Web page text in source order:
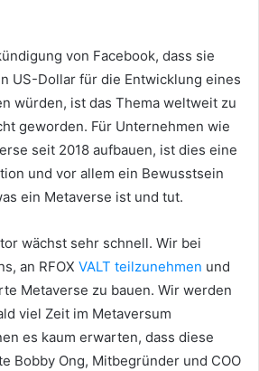
von Facebook, dass sie
US-Dollar für die Entwicklung eines
würden, ist das Thema weltweit zu
geworden. Für Unternehmen wie
seit 2018 aufbauen, ist dies eine
und vor allem ein Bewusstsein
ein Metaverse ist und tut.
wächst sehr schnell. Wir bei
an RFOX VALT teilzunehmen und
Metaverse zu bauen. Wir werden
viel Zeit im Metaversum
es kaum erwarten, dass diese
Bobby Ong, Mitbegründer und COO